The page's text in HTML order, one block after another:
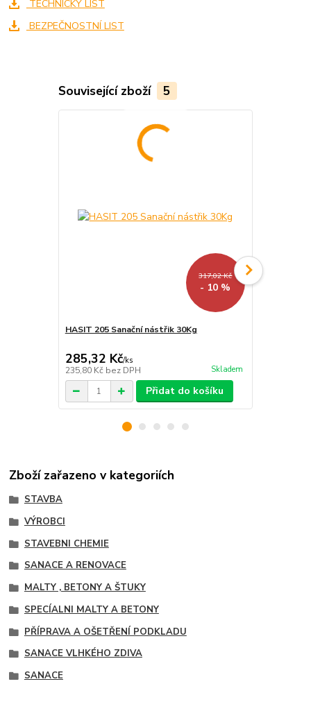
TECHNICKÝ LIST
BEZPEČNOSTNÍ LIST
Související zboží 5
317,02 Kč
- 10 %
HASIT 205 Sanační nástřik 30Kg
285,32 Kč/ks
235,80 Kč bez DPH Skladem
Přidat do košíku
Zboží zařazeno v kategoriích
STAVBA
VÝROBCI
STAVEBNI CHEMIE
SANACE A RENOVACE
MALTY , BETONY A ŠTUKY
SPECÍALNI MALTY A BETONY
PŘÍPRAVA A OŠETŘENÍ PODKLADU
SANACE VLHKÉHO ZDIVA
SANACE